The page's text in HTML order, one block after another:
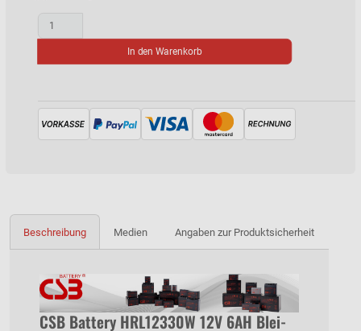
In den Warenkorb
Beschreibung Medien Angaben zur Produktsicherheit
CSB Battery HRL12330W 12V 6AH Blei-